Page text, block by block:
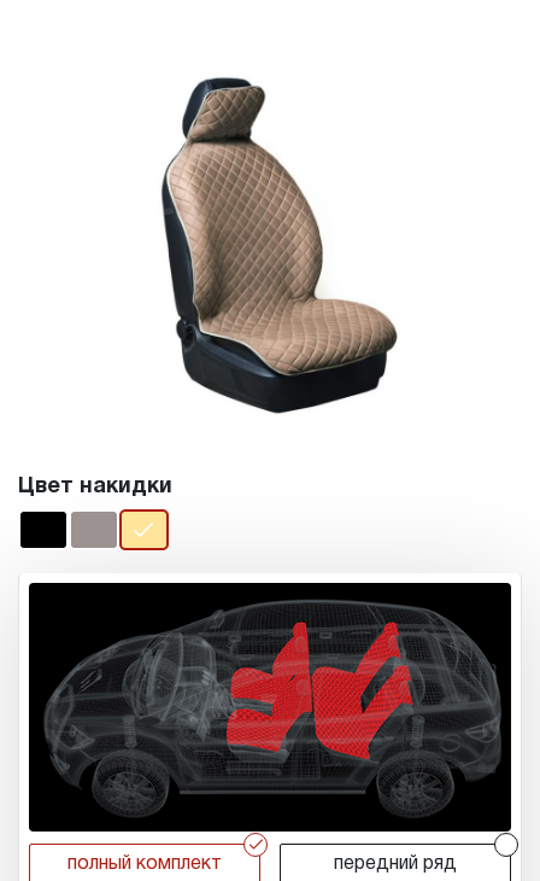
Цвет накидки
r
полный комплект передний ряд